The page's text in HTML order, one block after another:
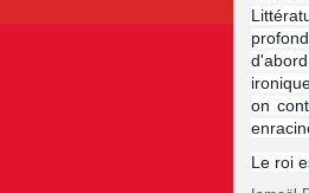
on
Le roi